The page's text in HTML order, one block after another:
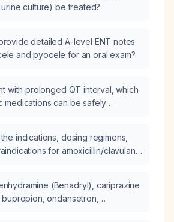
and septic shock requiring
culture) be treated?
detailed A-level ENT notes
and pyocele for an oral exam?
with prolonged QT interval, which
medications can be safely
indications, dosing regimens,
for amoxicillin/clavulanic
(Benadryl), cariprazine
ondansetron,